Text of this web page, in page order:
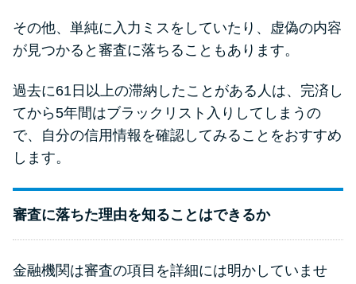
その他、単純に入力ミスをしていたり、虚偽の内容
が見つかると審査に落ちることもあります。
過去に61日以上の滞納したことがある人は、完済し
てから5年間はブラックリスト入りしてしまうの
で、自分の信用情報を確認してみることをおすすめ
します。
審査に落ちた理由を知ることはできるか
金融機関は審査の項目を詳細には明かしていませ